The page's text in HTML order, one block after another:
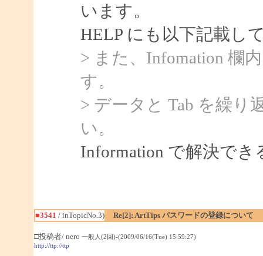
います。
HELP にも以下記載し
> また、Infomation 欄
す。
> データと Tab を繰り
い。
Information で解決で
■3541 / inTopicNo.3) Re[2]: ArtTips パスワードの登録について
□投稿者/ nero 一般人(2回)-(2009/06/16(Tue) 15:59:27)
http://ttp://ttp